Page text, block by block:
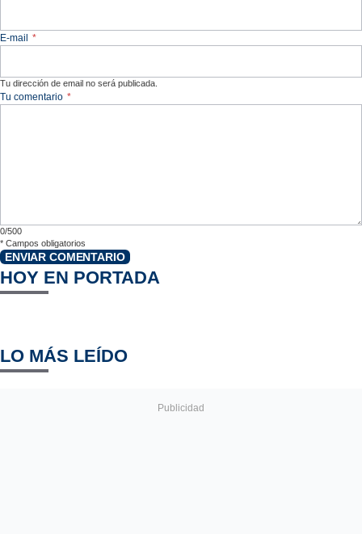
E-mail *
Tu dirección de email no será publicada.
Tu comentario *
0/500
* Campos obligatorios
ENVIAR COMENTARIO
HOY EN PORTADA
LO MÁS LEÍDO